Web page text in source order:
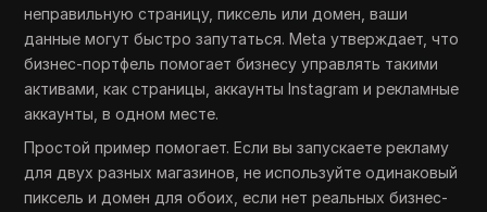
неправильную страницу, пиксель или домен, ваши
данные могут быстро запутаться. Meta утверждает, что
бизнес-портфель помогает бизнесу управлять такими
активами, как страницы, аккаунты Instagram и рекламные
аккаунты, в одном месте.
Простой пример помогает. Если вы запускаете рекламу
для двух разных магазинов, не используйте одинаковый
пиксель и домен для обоих, если нет реальных бизнес-